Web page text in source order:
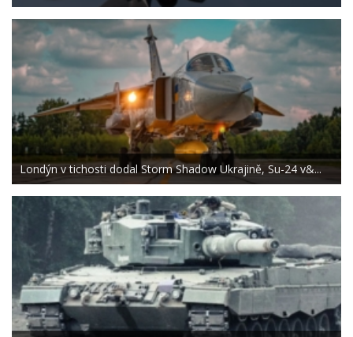
Londýn v tichosti dodal Storm Shadow Ukrajině, Su-24 v&...